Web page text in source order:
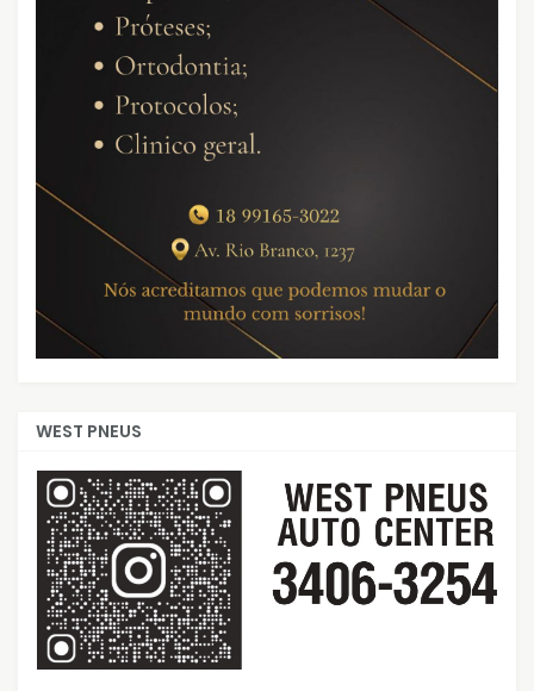
WEST PNEUS